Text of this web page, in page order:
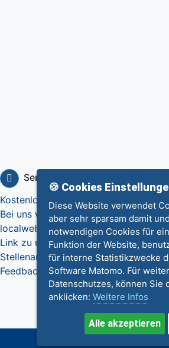
Service
Kostenlos eintragen
Bei uns werben
localweb.de
Link zu uns
Stellenangebote
Feedback
Datenschutz
Impressum
Kontakt
🍪 Cookies
Diese Website verwendet
aber sehr sparsam damit
notwendigen Cookies für
Funktion der Website,
für interne Statistikzwecke
Software Matomo. Für
Datenschutzes, können Sie
anklicken: Weitere Infos
Alle akzeptieren